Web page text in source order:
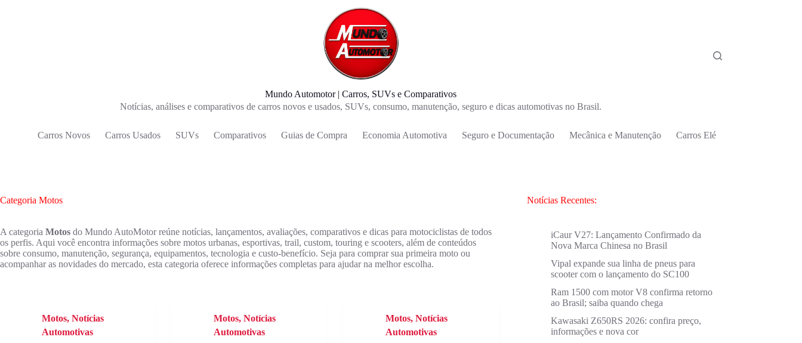
Mundo Automotor | Carros, SUVs e Comparativos
Notícias, análises e comparativos de carros novos e usados, SUVs, consumo, manutenção, seguro e dicas automotivas no Brasil.
Carros Novos Carros Usados SUVs Comparativos Guias de Compra Economia Automotiva Seguro e Documentação Mecânica e Manutenção Carros Elétricos e Híbridos
Categoria Motos
A categoria Motos do Mundo AutoMotor reúne notícias, lançamentos, avaliações, comparativos e dicas para motociclistas de todos
os perfis. Aqui você encontra informações sobre motos urbanas, esportivas, trail, custom, touring e scooters, além de conteúdos
sobre consumo, manutenção, segurança, equipamentos, tecnologia e custo-benefício. Seja para comprar sua primeira moto ou
acompanhar as novidades do mercado, esta categoria oferece informações completas para ajudar na melhor escolha.
Motos, Notícias
Automotivas
Motos,Notícias
Automotivas
Motos,Notícias
Automotivas
Notícias Recentes:
iCaur V27: Lançamento Confirmado da
Nova Marca Chinesa no Brasil
Vipal expande sua linha de pneus para
scooter com o lançamento do SC100
Ram 1500 com motor V8 confirma retorno
ao Brasil; saiba quando chega
Kawasaki Z650RS 2026: confira preço,
informações e nova cor